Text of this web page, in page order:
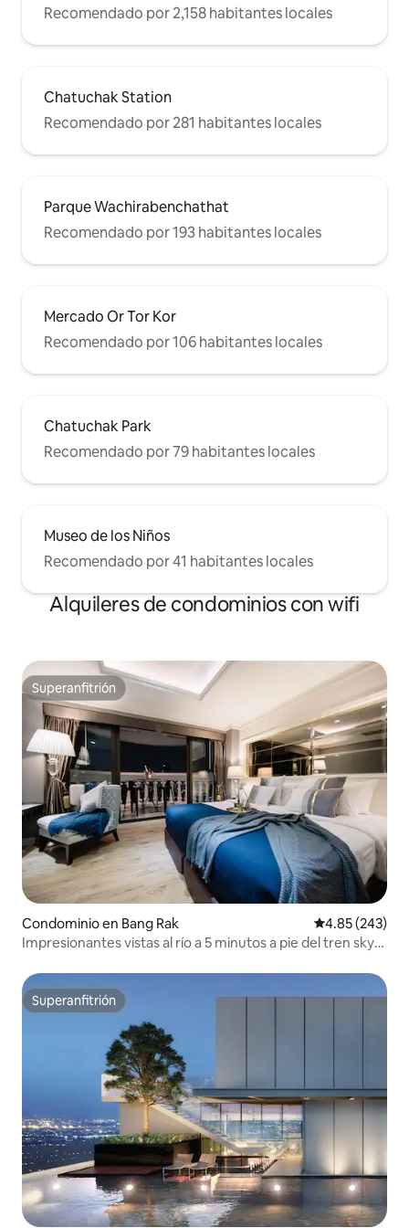
Recomendado por 2,158 habitantes locales
Chatuchak Station
Recomendado por 281 habitantes locales
Parque Wachirabenchathat
Recomendado por 193 habitantes locales
Mercado Or Tor Kor
Recomendado por 106 habitantes locales
Chatuchak Park
Recomendado por 79 habitantes locales
Museo de los Niños
Recomendado por 41 habitantes locales
Alquileres de condominios con wifi
Superanfitrión
Superanfitrión
Condominio en Bang Rak Calificación
4.85 (243)
Impresionantes vistas al río a 5 minutos a pie del tren sky
Superanfitrión
Superanfitrión